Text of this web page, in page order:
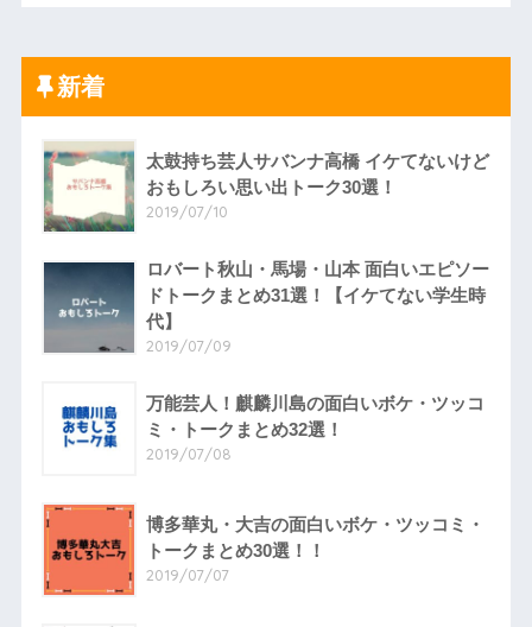
新着
太鼓持ち芸人サバンナ高橋 イケてないけど
おもしろい思い出トーク30選！
2019/07/10
ロバート秋山・馬場・山本 面白いエピソー
ドトークまとめ31選！【イケてない学生時
代】
2019/07/09
万能芸人！麒麟川島の面白いボケ・ツッコ
ミ・トークまとめ32選！
2019/07/08
博多華丸・大吉の面白いボケ・ツッコミ・
トークまとめ30選！！
2019/07/07